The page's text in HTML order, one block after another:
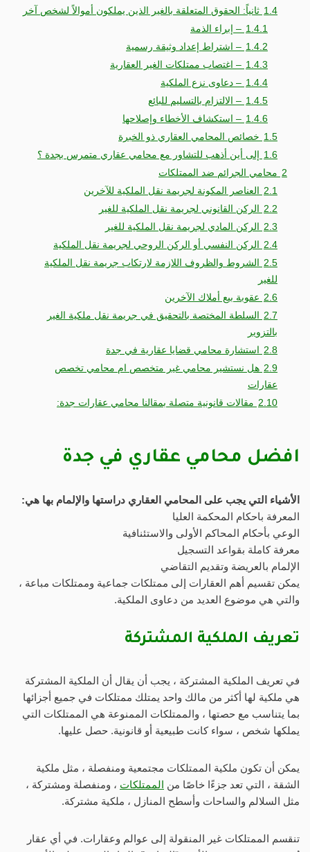
1.4 ثانياً: الحقوق المتعلقة بالغير الذين يملكون أموالاً لشخص آخر
1.4.1 – إبراء الذمة
1.4.2 – اشتراط إعداد وثيقة رسمية
1.4.3 – اغتصاب ممتلكات الغير العقارية
1.4.4 – دعاوى نزع الملكية
1.4.5 – الالتزام بالتسليم للبائع
1.4.6 – استكشاف الأخطاء وإصلاحها
1.5 خصائص المحامي العقاري ذو الخبرة
1.6
إلى أين أذهب للتشاور مع محامي عقاري متمرس بجدة ؟
2 محامي الجرائم ضد الممتلكات
2.1
العناصر المكونة لجريمة نقل الملكية للآخرين
2.2
الركن القانوني لجريمة نقل الملكية للغير
2.3
الركن المادي لجريمة نقل الملكية للغير
2.4
الركن النفسي أو الركن الروحي لجريمة نقل الملكية
2.5
الشروط والظروف اللازمة لارتكاب جريمة نقل الملكية
للغير
2.6 عقوبة بيع أملاك الآخرين
2.7
السلطة المختصة بالتحقيق في جريمة نقل ملكية الغير
بالتزوير
2.8
استشارة محامي قضايا عقارية في جدة
2.9 هل نستشير محامي غير متخصص ام محامي تخصص
عقارات
2.10 مقالات قانونية متصلة بمقالنا محامي عقارات جدة:
افضل محامي عقاري في جدة
الأشياء التي يجب على المحامي العقاري دراستها والإلمام بها هي:
المعرفة باحكام المحكمة العليا
الوعي بأحكام المحاكم الأولى والاستئنافية
معرفة كاملة بقواعد التسجيل
الإلمام بالعريضة وتقديم التقاضي
يمكن تقسيم أهم العقارات إلى ممتلكات جماعية وممتلكات مباعة ،
والتي هي موضوع العديد من دعاوى الملكية.
تعريف الملكية المشتركة
في تعريف الملكية المشتركة ، يجب أن يقال أن الملكية المشتركة
هي ملكية لها أكثر من مالك واحد يمتلك ممتلكات في جميع أجزائها
بما يتناسب مع حصتها ، والممتلكات الممنوعة هي الممتلكات التي
يملكها شخص ، سواء كانت طبيعية أو قانونية. حصل عليها.
يمكن أن تكون ملكية الممتلكات مجتمعية ومنفصلة ، مثل ملكية
الشقة ، التي تعد جزءًا خاصًا من الممتلكات ، ومنفصلة ومشتركة ،
مثل السلالم والساحات وأسطح المنازل ، ملكية مشتركة.
تنقسم الممتلكات غير المنقولة إلى عوالم وعقارات. في أي عقار